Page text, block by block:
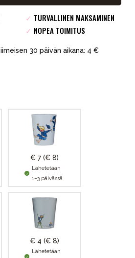
✓ TURVALLINEN MAKSAMINEN
✓ NOPEA TOIMITUS
30 päivän aikana: 4 €
€ 7 (€ 8)
Lähetetään
1–3 päivässä
€ 4 (€ 8)
Lähetetään